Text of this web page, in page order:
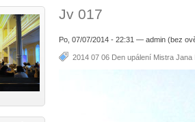
Jv 017
Po, 07/07/2014 - 22:31 — admin (bez
2014 07 06 Den upálení Mistra